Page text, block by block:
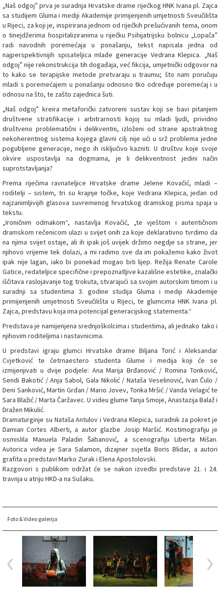
„Naš odgoj” prva je suradnja Hrvatske drame riječkog HNK Ivana pl. Zajca
sa studijem Gluma i mediji Akademije primijenjenih umjetnosti Sveučilišta
u Rijeci, za koji je, inspirirana jednom od riječkih prešućivanih tema, onom
o tinejdžerima hospitaliziranima u riječku Psihijatrijsku bolnicu „Lopača”
radi navodnih poremećaja u ponašanju, tekst napisala jedna od
najperspektivnijih spisateljica mlađe generacije Vedrana Klepica. „Naš
odgoj” nije rekonstrukcija tih događaja, već fikcija, umjetnički odgovor na
to kako se terapijske metode pretvaraju u traumu; što nam poručuju
mladi s poremećajem u ponašanju odnosno tko određuje poremećaj i u
odnosu na što, te zašto zajednica šuti.
„Naš odgoj” kreira metaforički zatvoreni sustav koji se bavi pitanjem
društvene stratifikacije i arbitrarnosti kojoj su mladi ljudi, prividno
društveno problematični i delikventni, izloženi od strane apstraktnog
nekoherentnog sistema kojega glavni cilj nije ući u srž problema jedne
pogubljene generacije, nego ih isključivo kazniti. U društvu koje svoje
okvire uspostavlja na dogmama, je li delikventnost jedini način
suprotstavljanja?
Prema riječima ravnateljice Hrvatske drame Jelene Kovačić, mladi –
roditelji – sistem, tri su krajnje točke, koje Vedrana Klepica, jedan od
najzanimljivijih glasova suvremenog hrvatskog dramskog pisma spaja u
tekstu.
„Ironičnim odmakom“, nastavlja Kovačić, „te vještom i autentičnom
dramskom rečenicom ulazi u svijet onih za koje deklarativno tvrdimo da
na njima svijet ostaje, ali ih ipak još uvijek držimo negdje sa strane, jer
njihovo vrijeme tek dolazi, a mi radimo sve da im pokažemo kako život
ipak nije lagan, iako bi ponekad mogao biti lijep. Režija Renate Carole
Gatice, redateljice specifične i prepoznatljive kazališne estetike, znalački
iščitava raslojavanje tog trokuta, stvarajući sa svojim autorskim timom i u
suradnji sa studentima 3. godine studija Gluma i mediji Akademije
primijenjenih umjetnosti Sveučilišta u Rijeci, te glumcima HNK Ivana pl.
Zajca, predstavu koja ima potencijal generacijskog statementa.“
Predstava je namijenjena srednjoškolcima i studentima, ali jednako tako i
njihovim roditeljima i nastavnicima.
U predstavi igraju glumci Hrvatske drame Biljana Torić i Aleksandar
Cvjetković te četrnaestero studenta Glume i medija koji će se
izmijenjivati u dvije podjele: Ana Marija Brđanović / Romina Tonković,
Sendi Bakotić / Anja Sabol, Gala Nikolić / Nataša Veselinović, Ivan Čulo /
Deni Sanković, Martin Grđan / Mario Jovev, Tonka Mršić / Vanda Velagić te
Sara Blažić / Marta Čaržavec. U videu glume Tanja Smoje, Anastazija Balaž i
Dražen Mikulić.
Dramaturginje su Nataša Antulov i Vedrana Klepica, suradnik za pokret je
Damian Cortes Alberti, a autor glazbe Josip Maršić. Kostimografiju je
osmislila Manuela Paladin Šabanović, a scenografiju Liberta Mišan.
Autorica videa je Sara Salamon, dizajner svjetla Boris Blidar, a autori
grafita u predstavi Marko Zurak i Elena Apostolovski.
Razgovori s publikom održat će se nakon izvedbi predstave 21. i 24.
travnja u atriju HKD-a na Sušaku.
Foto & Video galerija